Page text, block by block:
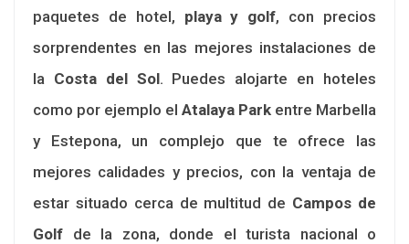
paquetes de hotel, playa y golf, con precios
sorprendentes en las mejores instalaciones de
la Costa del Sol. Puedes alojarte en hoteles
como por ejemplo el Atalaya Park entre Marbella
y Estepona, un complejo que te ofrece las
mejores calidades y precios, con la ventaja de
estar situado cerca de multitud de Campos de
Golf de la zona, donde el turista nacional o